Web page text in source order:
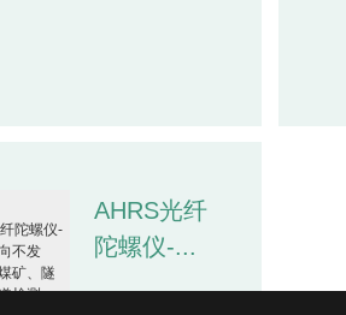
AHRS光纤
陀螺仪-...